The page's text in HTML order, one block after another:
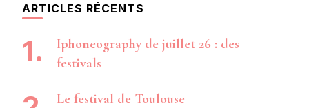
ARTICLES RÉCENTS
Iphoneography de juillet 26 : des
festivals
Le festival de Toulouse